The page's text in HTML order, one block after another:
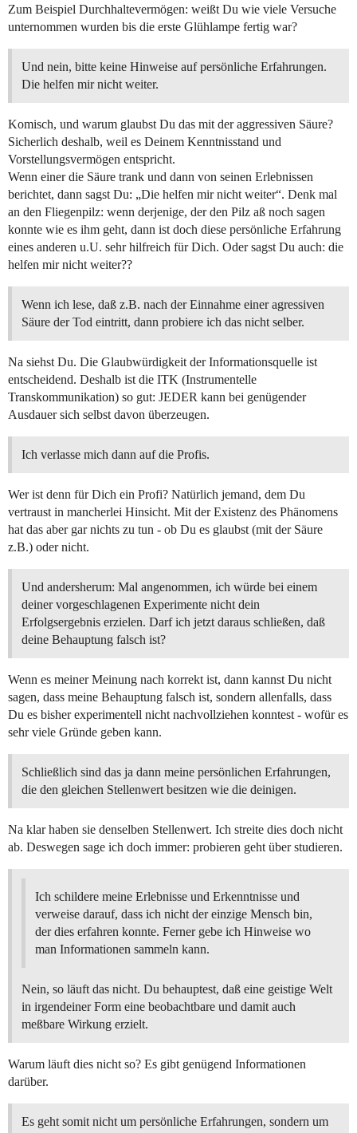
Zum Beispiel Durchhaltevermögen: weißt Du wie viele Versuche
unternommen wurden bis die erste Glühlampe fertig war?
Und nein, bitte keine Hinweise auf persönliche Erfahrungen.
Die helfen mir nicht weiter.
Komisch, und warum glaubst Du das mit der aggressiven Säure?
Sicherlich deshalb, weil es Deinem Kenntnisstand und
Vorstellungsvermögen entspricht.
Wenn einer die Säure trank und dann von seinen Erlebnissen
berichtet, dann sagst Du: „Die helfen mir nicht weiter“. Denk mal
an den Fliegenpilz: wenn derjenige, der den Pilz aß noch sagen
konnte wie es ihm geht, dann ist doch diese persönliche Erfahrung
eines anderen u.U. sehr hilfreich für Dich. Oder sagst Du auch: die
helfen mir nicht weiter??
Wenn ich lese, daß z.B. nach der Einnahme einer agressiven
Säure der Tod eintritt, dann probiere ich das nicht selber.
Na siehst Du. Die Glaubwürdigkeit der Informationsquelle ist
entscheidend. Deshalb ist die ITK (Instrumentelle
Transkommunikation) so gut: JEDER kann bei genügender
Ausdauer sich selbst davon überzeugen.
Ich verlasse mich dann auf die Profis.
Wer ist denn für Dich ein Profi? Natürlich jemand, dem Du
vertraust in mancherlei Hinsicht. Mit der Existenz des Phänomens
hat das aber gar nichts zu tun - ob Du es glaubst (mit der Säure
z.B.) oder nicht.
Und andersherum: Mal angenommen, ich würde bei einem
deiner vorgeschlagenen Experimente nicht dein
Erfolgsergebnis erzielen. Darf ich jetzt daraus schließen, daß
deine Behauptung falsch ist?
Wenn es meiner Meinung nach korrekt ist, dann kannst Du nicht
sagen, dass meine Behauptung falsch ist, sondern allenfalls, dass
Du es bisher experimentell nicht nachvollziehen konntest - wofür es
sehr viele Gründe geben kann.
Schließlich sind das ja dann meine persönlichen Erfahrungen,
die den gleichen Stellenwert besitzen wie die deinigen.
Na klar haben sie denselben Stellenwert. Ich streite dies doch nicht
ab. Deswegen sage ich doch immer: probieren geht über studieren.
Ich schildere meine Erlebnisse und Erkenntnisse und
verweise darauf, dass ich nicht der einzige Mensch bin,
der dies erfahren konnte. Ferner gebe ich Hinweise wo
man Informationen sammeln kann.
Nein, so läuft das nicht. Du behauptest, daß eine geistige Welt
in irgendeiner Form eine beobachtbare und damit auch
meßbare Wirkung erzielt.
Warum läuft dies nicht so? Es gibt genügend Informationen
darüber.
Es geht somit nicht um persönliche Erfahrungen, sondern um